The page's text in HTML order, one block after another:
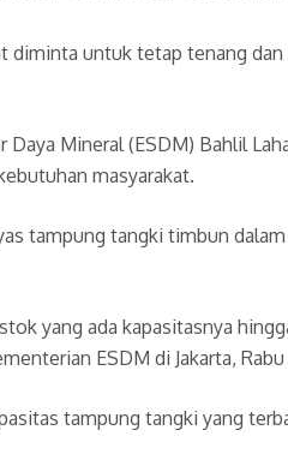
diminta untuk tetap tenang
Daya Mineral (ESDM) Bahlil
masyarakat.
tampung tangki timbun
yang ada kapasitasnya
ESDM di Jakarta, Rabu
tampung tangki yang